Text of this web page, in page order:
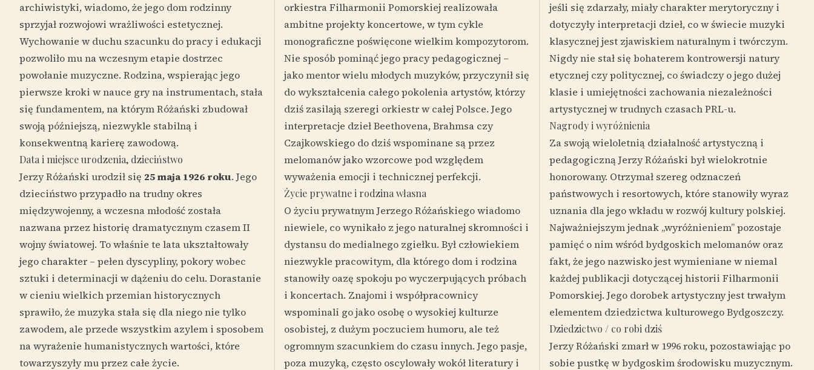
archiwistyki, wiadomo, że jego dom rodzinny
sprzyjał rozwojowi wrażliwości estetycznej.
Wychowanie w duchu szacunku do pracy i edukacji
pozwoliło mu na wczesnym etapie dostrzec
powołanie muzyczne. Rodzina, wspierając jego
pierwsze kroki w nauce gry na instrumentach, stała
się fundamentem, na którym Różański zbudował
swoją późniejszą, niezwykle stabilną i
konsekwentną karierę zawodową.
Data i miejsce urodzenia, dzieciństwo
Jerzy Różański urodził się 25 maja 1926 roku. Jego
dzieciństwo przypadło na trudny okres
międzywojenny, a wczesna młodość została
nazwana przez historię dramatycznym czasem II
wojny światowej. To właśnie te lata ukształtowały
jego charakter – pełen dyscypliny, pokory wobec
sztuki i determinacji w dążeniu do celu. Dorastanie
w cieniu wielkich przemian historycznych
sprawiło, że muzyka stała się dla niego nie tylko
zawodem, ale przede wszystkim azylem i sposobem
na wyrażenie humanistycznych wartości, które
towarzyszyły mu przez całe życie.
orkiestra Filharmonii Pomorskiej realizowała
ambitne projekty koncertowe, w tym cykle
monograficzne poświęcone wielkim kompozytorom.
Nie sposób pominąć jego pracy pedagogicznej –
jako mentor wielu młodych muzyków, przyczynił się
do wykształcenia całego pokolenia artystów, którzy
dziś zasilają szeregi orkiestr w całej Polsce. Jego
interpretacje dzieł Beethovena, Brahmsa czy
Czajkowskiego do dziś wspominane są przez
melomanów jako wzorcowe pod względem
wyważenia emocji i technicznej perfekcji.
Życie prywatne i rodzina własna
O życiu prywatnym Jerzego Różańskiego wiadomo
niewiele, co wynikało z jego naturalnej skromności i
dystansu do medialnego zgiełku. Był człowiekiem
niezwykle pracowitym, dla którego dom i rodzina
stanowiły oazę spokoju po wyczerpujących próbach
i koncertach. Znajomi i współpracownicy
wspominali go jako osobę o wysokiej kulturze
osobistej, z dużym poczuciem humoru, ale też
ogromnym szacunkiem do czasu innych. Jego pasje,
poza muzyką, często oscylowały wokół literatury i
jeśli się zdarzały, miały charakter merytoryczny i
dotyczyły interpretacji dzieł, co w świecie muzyki
klasycznej jest zjawiskiem naturalnym i twórczym.
Nigdy nie stał się bohaterem kontrowersji natury
etycznej czy politycznej, co świadczy o jego dużej
klasie i umiejętności zachowania niezależności
artystycznej w trudnych czasach PRL-u.
Nagrody i wyróżnienia
Za swoją wieloletnią działalność artystyczną i
pedagogiczną Jerzy Różański był wielokrotnie
honorowany. Otrzymał szereg odznaczeń
państwowych i resortowych, które stanowiły wyraz
uznania dla jego wkładu w rozwój kultury polskiej.
Najważniejszym jednak „wyróżnieniem” pozostaje
pamięć o nim wśród bydgoskich melomanów oraz
fakt, że jego nazwisko jest wymieniane w niemal
każdej publikacji dotyczącej historii Filharmonii
Pomorskiej. Jego dorobek artystyczny jest trwałym
elementem dziedzictwa kulturowego Bydgoszczy.
Dziedzictwo / co robi dziś
Jerzy Różański zmarł w 1996 roku, pozostawiając po
sobie pustkę w bydgoskim środowisku muzycznym.